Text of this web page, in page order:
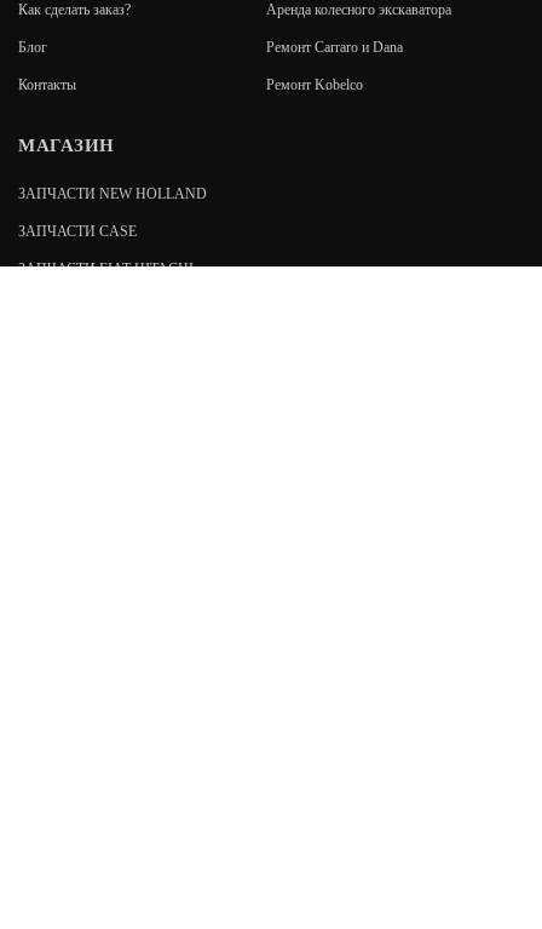
Как сделать заказ?
Блог
Контакты
Аренда колесного экскаватора
Ремонт Carraro и Dana
Ремонт Kobelco
МАГАЗИН
ЗАПЧАСТИ NEW HOLLAND
ЗАПЧАСТИ CASE
ЗАПЧАСТИ FIAT-HITACHI